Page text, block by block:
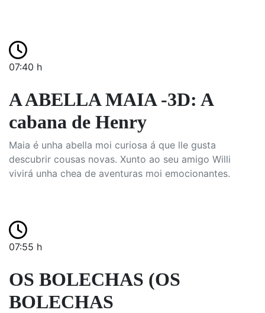
07:40 h
A ABELLA MAIA -3D: A
cabana de Henry
Maia é unha abella moi curiosa á que lle gusta
descubrir cousas novas. Xunto ao seu amigo Willi
vivirá unha chea de aventuras moi emocionantes.
07:55 h
OS BOLECHAS (OS
BOLECHAS